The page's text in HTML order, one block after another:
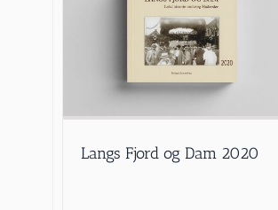
Langs Fjord og Dam 2020